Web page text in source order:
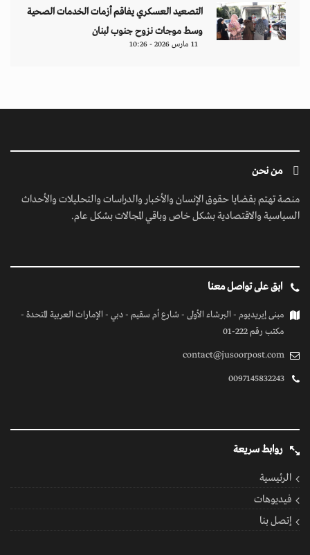
التصعيد العسكري يفاقم أزمات الخدمات الصحية
وسط موجات نزوح جنوب لبنان
11 مارس 2026 - 10:26
من نحن
منصة تهتم بقضايا حقوق الإنسان والأخبار والدراسات والتحليلات والأحداث
السياسية والاقتصادية بشكل خاص وباقي المجالات بشكل عام.
ابق على تواصل معنا
مبنى إيريديوم - البرشاء الأولى - شارع أم سقيم - دبي - الإمارات العربية المتحدة -
مكتب رقم 222-01
contact@jusoorpost.com
0097145832243
روابط سريعة
الرئيسية
فيديوهات
إتصل بنا